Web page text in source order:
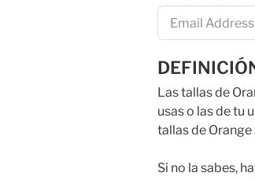
Las tallas de
usas o las de tu
tallas de
Si no la sabes,